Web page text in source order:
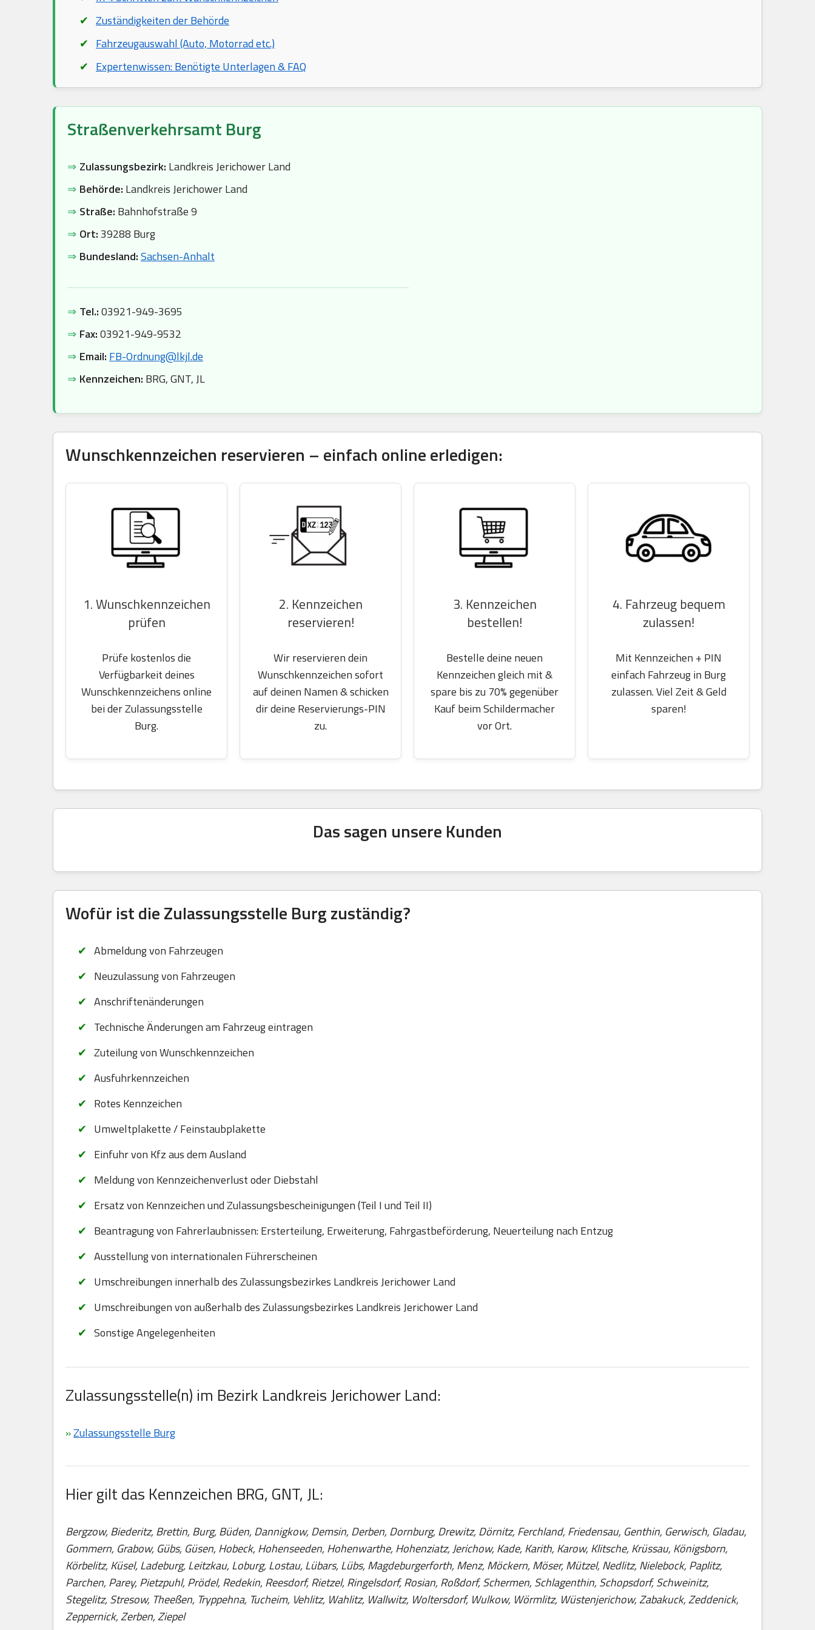
Zuständigkeiten der Behörde
Fahrzeugauswahl (Auto, Motorrad etc.)
Expertenwissen: Benötigte Unterlagen & FAQ
Straßenverkehrsamt Burg
⇒ Zulassungsbezirk: Landkreis Jerichower Land
⇒ Behörde: Landkreis Jerichower Land
⇒ Straße: Bahnhofstraße 9
⇒ Ort:39288 Burg
⇒ Bundesland:Sachsen-Anhalt
⇒ Tel.:03921-949-3695
⇒ Fax:03921-949-9532
⇒ Email: FB-Ordnung@lkjl.de
⇒ Kennzeichen: BRG, GNT, JL
Wunschkennzeichen reservieren – einfach online erledigen:
1. Wunschkennzeichen
prüfen
Prüfe kostenlos die
Verfügbarkeit deines
Wunschkennzeichens online
bei der Zulassungsstelle
Burg.
2. Kennzeichen
reservieren!
Wir reservieren dein
Wunschkennzeichen sofort
auf deinen Namen & schicken
dir deine Reservierungs-PIN
zu.
3. Kennzeichen
bestellen!
Bestelle deine neuen
Kennzeichen gleich mit &
spare bis zu 70% gegenüber
Kauf beim Schildermacher
vor Ort.
4. Fahrzeug bequem
zulassen!
Mit Kennzeichen + PIN
einfach Fahrzeug in Burg
zulassen. Viel Zeit & Geld
sparen!
Das sagen unsere Kunden
Wofür ist die Zulassungsstelle Burg zuständig?
Abmeldung von Fahrzeugen
Neuzulassung von Fahrzeugen
Anschriftenänderungen
Technische Änderungen am Fahrzeug eintragen
Zuteilung von Wunschkennzeichen
Ausfuhrkennzeichen
Rotes Kennzeichen
Umweltplakette / Feinstaubplakette
Einfuhr von Kfz aus dem Ausland
Meldung von Kennzeichenverlust oder Diebstahl
Ersatz von Kennzeichen und Zulassungsbescheinigungen (Teil I und Teil II)
Beantragung von Fahrerlaubnissen: Ersterteilung, Erweiterung, Fahrgastbeförderung, Neuerteilung nach Entzug
Ausstellung von internationalen Führerscheinen
Umschreibungen innerhalb des Zulassungsbezirkes Landkreis Jerichower Land
Umschreibungen von außerhalb des Zulassungsbezirkes Landkreis Jerichower Land
Sonstige Angelegenheiten
Zulassungsstelle(n) im Bezirk Landkreis Jerichower Land:
»Zulassungsstelle Burg
Hier gilt das Kennzeichen BRG, GNT, JL:
Bergzow, Biederitz, Brettin, Burg, Büden, Dannigkow, Demsin, Derben, Dornburg, Drewitz, Dörnitz, Ferchland, Friedensau, Genthin, Gerwisch, Gladau,
Gommern, Grabow, Gübs, Güsen, Hobeck, Hohenseeden, Hohenwarthe, Hohenziatz, Jerichow, Kade, Karith, Karow, Klitsche, Krüssau, Königsborn,
Körbelitz, Küsel, Ladeburg, Leitzkau, Loburg, Lostau, Lübars, Lübs, Magdeburgerforth, Menz, Möckern, Möser, Mützel, Nedlitz, Nielebock, Paplitz,
Parchen, Parey, Pietzpuhl, Prödel, Redekin, Reesdorf, Rietzel, Ringelsdorf, Rosian, Roßdorf, Schermen, Schlagenthin, Schopsdorf, Schweinitz,
Stegelitz, Stresow, Theeßen, Tryppehna, Tucheim, Vehlitz, Wahlitz, Wallwitz, Woltersdorf, Wulkow, Wörmlitz, Wüstenjerichow, Zabakuck, Zeddenick,
Zeppernick, Zerben, Ziepel